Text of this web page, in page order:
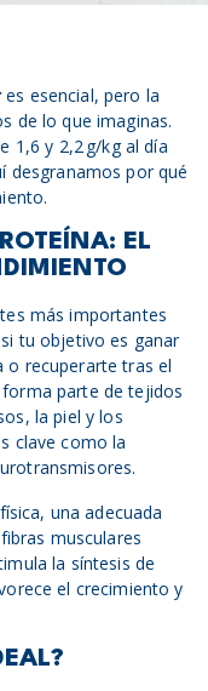
es esencial, pero la
de lo que imaginas.
1,6 y 2,2 g/kg al día
desgranamos por qué
EL
más importantes
tu objetivo es ganar
o recuperarte tras el
parte de tejidos
la piel y los
clave como la
una adecuada
musculares
la síntesis de
el crecimiento y